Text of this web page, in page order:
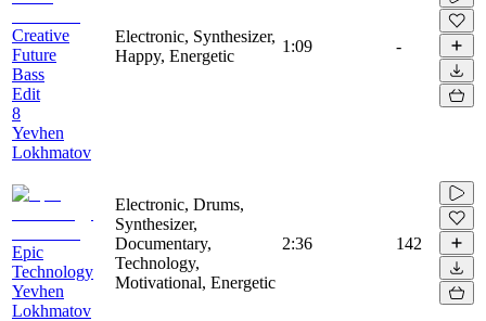
Creative
Future
Bass
Edit
8
Yevhen
Lokhmatov
Electronic, Synthesizer,
Happy, Energetic
1:09 -
Epic
Technology
Yevhen
Lokhmatov
Electronic, Drums,
Synthesizer,
Documentary,
Technology,
Motivational, Energetic
2:36 142